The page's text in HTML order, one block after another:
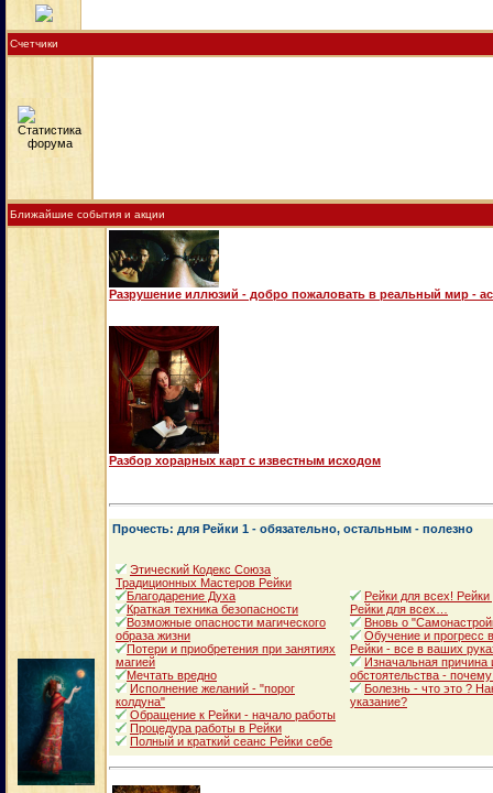
Счетчики
Ближайшие события и акции
Разрушение иллюзий - добро пожаловать в реальный мир -
Разбор хорарных карт с известным исходом
Прочесть: для Рейки 1 - обязательно, остальным - полезно
Этический Кодекс Союза
Традиционных Мастеров Рейки
Благодарение Духа
Краткая техника безопасности
Возможные опасности магического
образа жизни
Потери и приобретения при занятиях
магией
Мечтать вредно
Исполнение желаний - "порог
колдуна"
Обращение к Рейки - начало работы
Процедура работы в Рейки
Полный и краткий сеанс Рейки себе
Рейки для всех!
Рейки для всех…
Вновь о
Обучение и прогресс
Рейки - все в ваших
Изначальная
обстоятельства -
Болезнь - что это ?
указание?